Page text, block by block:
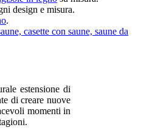
design e misura.
.
casette con saune, saune da
estensione di
di creare nuove
momenti in